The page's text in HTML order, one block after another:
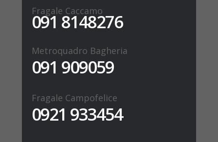
Fragale Caccamo
091 8148276
Metroquadro Bagheria
091 909059
Fragale Campofelice
0921 933454